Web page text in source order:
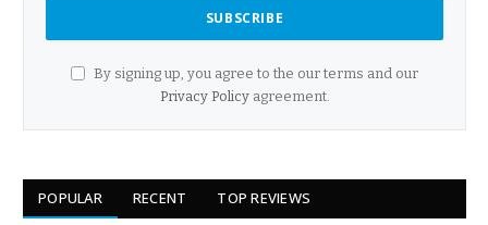
By signing up, you agree to the our terms and our
Privacy Policyagreement.
POPULAR RECENT TOP REVIEWS